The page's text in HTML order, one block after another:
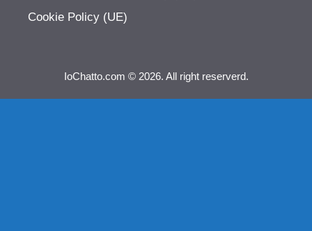
Cookie Policy (UE)
IoChatto.com © 2026. All right reserverd.